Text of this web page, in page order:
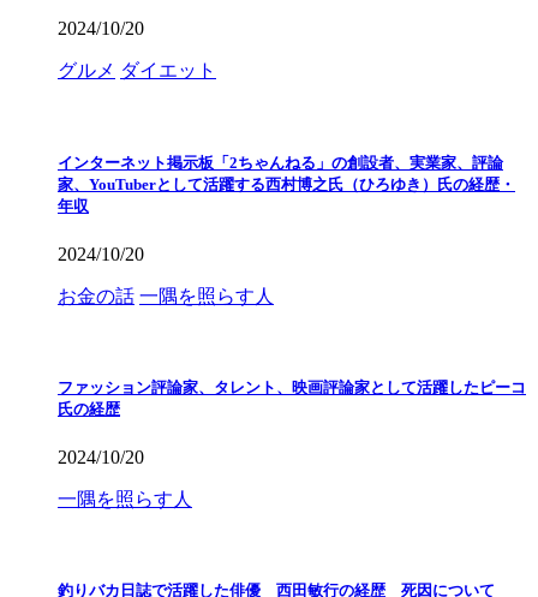
2024/10/20
グルメ ダイエット
インターネット掲示板「2ちゃんねる」の創設者、実業家、評論
家、YouTuberとして活躍する西村博之氏（ひろゆき）氏の経歴・
年収
2024/10/20
お金の話 一隅を照らす人
ファッション評論家、タレント、映画評論家として活躍したピーコ
氏の経歴
2024/10/20
一隅を照らす人
釣りバカ日誌で活躍した俳優 西田敏行の経歴 死因について